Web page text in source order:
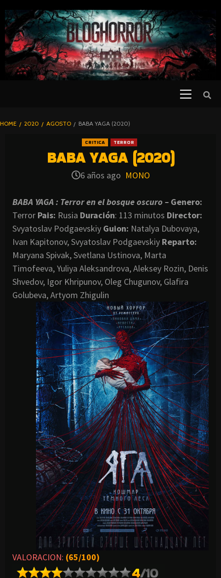
TO
CONTENT
BLOGHORROR
HOME 2020 AGOSTO BABA YAGA (2020)
CRITICA TERROR
BABA YAGA (2020)
6 años ago MONO
BABA YAGA : Terror en el bosque oscuro – Genero:
Terror Pais: Rusia Duración: 113 minutos Director:
Svyatoslav Podgaevskiy Guion: Natalya Dubovaya,
Ivan Kapitonov, Svyatoslav Podgaevskiy Reparto:
Maryana Spivak, Svetlana Ustinova, Marta
Timofeeva, Yuliya Aleksandrova, Aleksey Rozin, Denis
Shvedov, Igor Khripunov, Oleg Chugunov, Glafira
Golubeva, Artyom Zhigulin
VALORACION: (65/100)